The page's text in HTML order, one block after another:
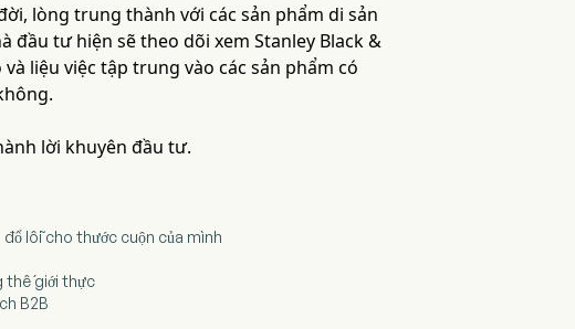
lòng trung thành với các sản phẩm di sản
tư hiện sẽ theo dõi xem Stanley Black &
liệu việc tập trung vào các sản phẩm có
lời khuyên đầu tư.
lỗi cho thước cuộn của mình
thế giới thực
B2B